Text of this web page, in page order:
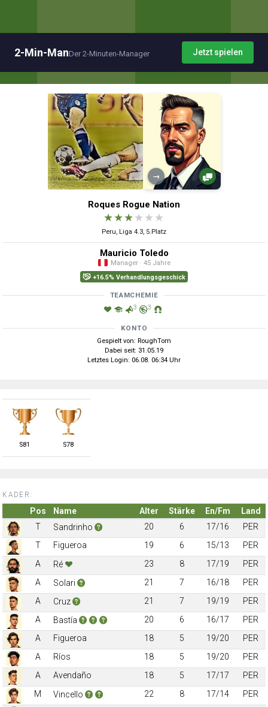
2-Min-ManDer 2-Minuten-Manager Jetzt spielen
→
Roques Rogue Nation
★★★★ ★ ★
Peru, Liga 4.3, 5.Platz
Mauricio Toledo
Manager · 45 Jahre
+16.5% Verhandlungsgeschick
TEAMCHEMIE
3 3
KONTO
Gespielt von: RoughTom
Dabei seit: 31.05.19
Letztes Login: 06.08. 06:34 Uhr
S81 S78
KADER:
Pos Name Alter Stärke En/Fm
Land
T
Sandrinho 20 6 17/16
PER
T
Figueroa 19 6 15/13
PER
A
Ré 23 8 17/19
PER
A
Solari 21 7 16/18
PER
A
Cruz 21 7 19/19
PER
A
Bastía 20 6 16/17
PER
A
Figueroa 18 5 19/20
PER
A
Ríos 18 5 19/20
PER
A
Avendaño 18 5 17/17
PER
M
Vincello 22 8 17/14
PER